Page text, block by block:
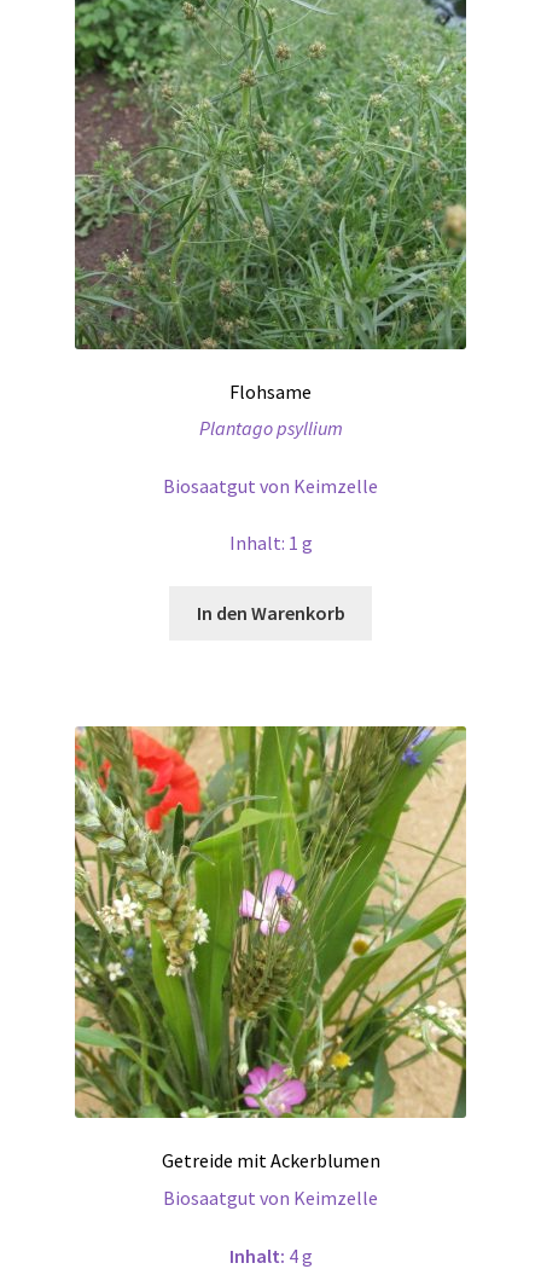
Flohsame
Plantago psyllium
Biosaatgut von Keimzelle
Inhalt: 1 g
In den Warenkorb
Getreide mit Ackerblumen
Biosaatgut von Keimzelle
Inhalt: 4 g